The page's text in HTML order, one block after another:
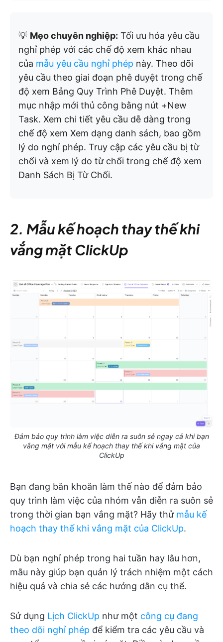
💡 Mẹo chuyên nghiệp: Tối ưu hóa yêu cầu
nghỉ phép với các chế độ xem khác nhau
của mẫu yêu cầu nghỉ phép này. Theo dõi
yêu cầu theo giai đoạn phê duyệt trong chế
độ xem Bảng Quy Trình Phê Duyệt. Thêm
mục nhập mới thủ công bằng nút +New
Task. Xem chi tiết yêu cầu dễ dàng trong
chế độ xem Xem dạng danh sách, bao gồm
lý do nghỉ phép. Truy cập các yêu cầu bị từ
chối và xem lý do từ chối trong chế độ xem
Danh Sách Bị Từ Chối.
2. Mẫu kế hoạch thay thế khi
vắng mặt ClickUp
Đảm bảo quy trình làm việc diễn ra suôn sẻ ngay cả khi bạn
vắng mặt với mẫu kế hoạch thay thế khi vắng mặt của
ClickUp
Bạn đang băn khoăn làm thế nào để đảm bảo
quy trình làm việc của nhóm vẫn diễn ra suôn sẻ
trong thời gian bạn vắng mặt? Hãy thử mẫu kế
hoạch thay thế khi vắng mặt của ClickUp.
Dù bạn nghỉ phép trong hai tuần hay lâu hơn,
mẫu này giúp bạn quản lý trách nhiệm một cách
hiệu quả và chia sẻ các hướng dẫn cụ thể.
Sử dụng Lịch ClickUp như một công cụ đang
theo dõi nghỉ phép để kiểm tra các yêu cầu và